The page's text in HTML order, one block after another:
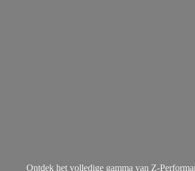
Ontdek het volledige gamma van Z-